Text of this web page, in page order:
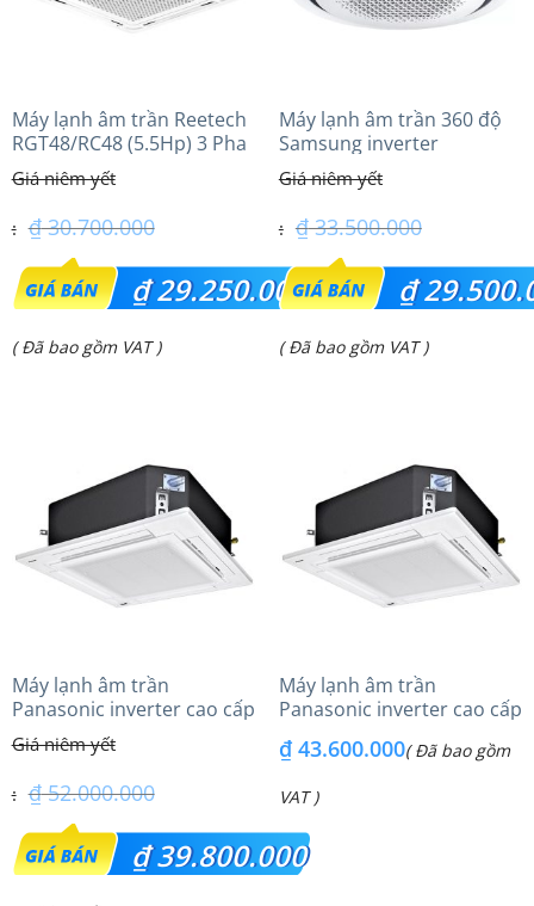
Máy lạnh âm trần Reetech
RGT48/RC48 (5.5Hp) 3 Pha
₫30.700.000
Giá
gốc
là:
₫29.250.000
Giá
₫ 29.250.000.
( Đã bao gồm VAT )
Máy lạnh âm trần 360 độ
Samsung inverter
AC071TN4PKC/EA (3.0Hp)
₫33.500.000
Giá
gốc
là:
₫
Giá
₫ 29.500.000.
( Đã bao gồm VAT )
Máy lạnh âm trần
Panasonic inverter cao cấp
(5.0Hp) S-3448PU3HA/U-
43PRH1H8 – 3 Pha
₫52.000.000
Giá
gốc
₫39.800.000
Máy lạnh âm trần
Panasonic inverter cao cấp
48PRH1H8 – 3 Pha
₫43.600.000( Đã bao gồm
VAT )